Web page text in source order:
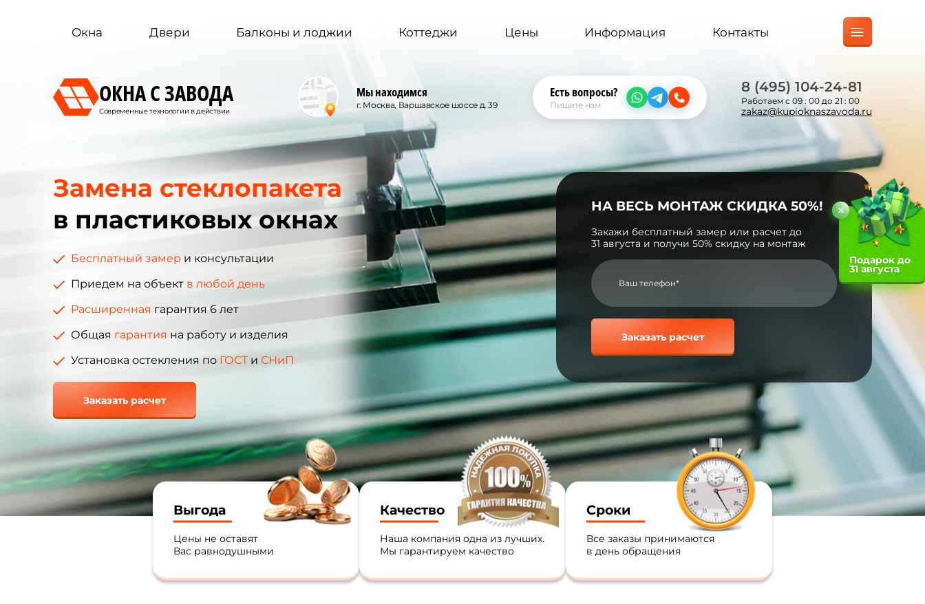
Окна Двери Балконы и лоджии Коттеджи Цены Информация Контакты
ОКНА С ЗАВОДА
Современные технологии в действии
Мы находимся
г. Москва, Варшавское шоссе д. 39
Есть вопросы?
Пишите нам
8 (495) 104-24-81
Работаем с 09 : 00 до 21 : 00
zakaz@kupioknaszavoda.ru
Замена стеклопакета
в пластиковых окнах
Бесплатный замери консультации
Приедем на объект в любой день
Расширенная гарантия 6 лет
Общая гарантия на работу и изделия
Установка остекления по ГОСТи СНиП
Заказать расчет
НА ВЕСЬ МОНТАЖ СКИДКА 50%!
Закажи бесплатный замер или расчет до
31 августа и получи 50% скидку на монтаж
Заказать расчет
Выгода
Цены не оставят
Вас равнодушными
Качество
Наша компания одна из лучших.
Мы гарантируем качество
Сроки
Все заказы принимаются
в день обращения
Подарок до
31 августа